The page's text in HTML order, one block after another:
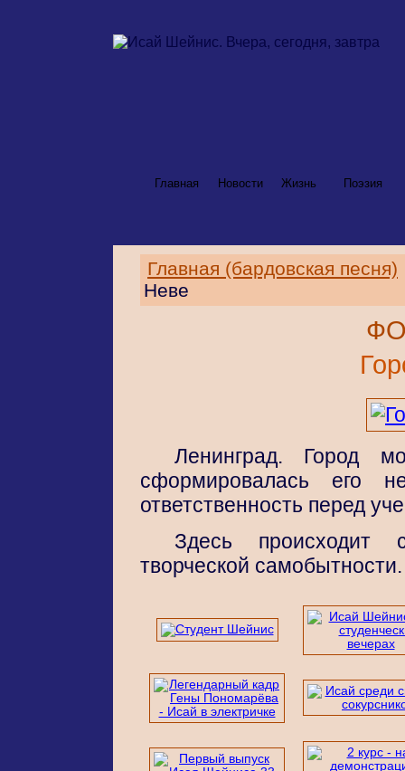
Главная Новости Жизнь Поэзия
Главная (бардовская песня)
Неве
Ленинград. Город
сформировалась его
ответственность перед
Здесь происходит
творческой самобытности.